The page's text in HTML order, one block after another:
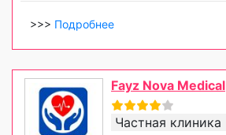
>>> Подробнее
Fayz Nova Medical
Частная клиника